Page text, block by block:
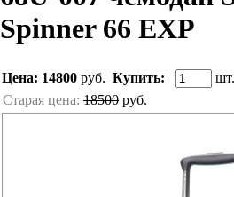
Spinner 66 EXP
Цена: 14800 руб. Купить:
Старая цена: 18500 руб.